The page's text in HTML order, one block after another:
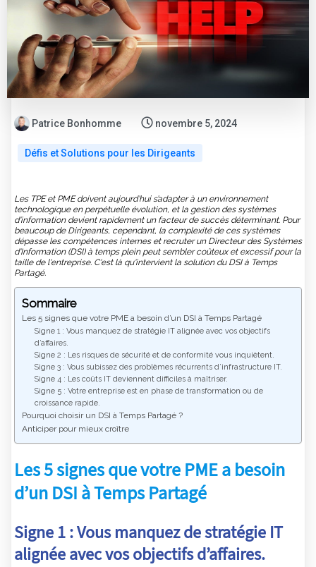
Patrice Bonhomme novembre 5, 2024
Défis et Solutions pour les Dirigeants
Les TPE et PME doivent aujourd’hui s’adapter à un environnement
technologique en perpétuelle évolution, et la gestion des systèmes
d'information devient rapidement un facteur de succès déterminant. Pour
beaucoup de Dirigeants, cependant, la complexité de ces systèmes
dépasse les compétences internes et recruter un Directeur des Systèmes
d'Information (DSI) à temps plein peut sembler coûteux et excessif pour la
taille de l'entreprise. C'est là qu'intervient la solution du DSI à Temps
Partagé.
Sommaire
Les 5 signes que votre PME a besoin d’un DSI à Temps Partagé
Signe 1 : Vous manquez de stratégie IT alignée avec vos objectifs
d’affaires.
Signe 2 : Les risques de sécurité et de conformité vous inquiètent.
Signe 3 : Vous subissez des problèmes récurrents d’infrastructure IT.
Signe 4 : Les coûts IT deviennent difficiles à maîtriser.
Signe 5 : Votre entreprise est en phase de transformation ou de
croissance rapide.
Pourquoi choisir un DSI à Temps Partagé ?
Anticiper pour mieux croître
Les 5 signes que votre PME a besoin
d’un DSI à Temps Partagé
Signe 1 : Vous manquez de stratégie IT
alignée avec vos objectifs d’affaires.